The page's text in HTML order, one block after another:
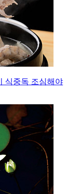
식중독 조심해야